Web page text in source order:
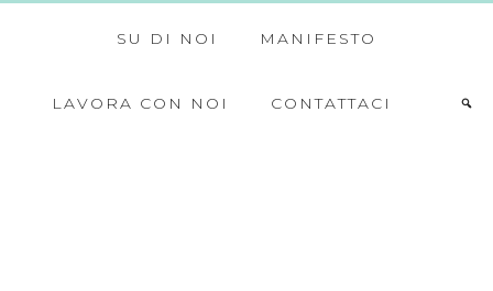
SU DI NOI MANIFESTO
LAVORA CON NOI CONTATTACI